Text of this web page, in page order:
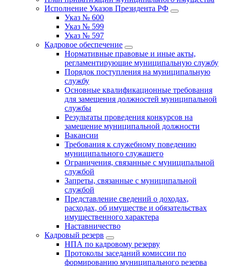
Исполнение Указов Президента РФ
Указ № 600
Указ № 599
Указ № 597
Кадровое обеспечение
Нормативные правовые и иные акты,
регламентирующие муниципальную службу
Порядок поступления на муниципальную
службу
Основные квалификационные требования
для замещения должностей муниципальной
службы
Результаты проведения конкурсов на
замещение муниципальной должности
Вакансии
Требования к служебному поведению
муниципального служащего
Ограничения, связанные с муниципальной
службой
Запреты, связанные с муниципальной
службой
Представление сведений о доходах,
расходах, об имуществе и обязательствах
имущественного характера
Наставничество
Кадровый резерв
НПА по кадровому резерву
Протоколы заседаний комиссии по
формированию муниципального резерва